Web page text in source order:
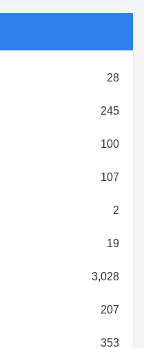
28
245
100
107
2
19
3,028
207
353